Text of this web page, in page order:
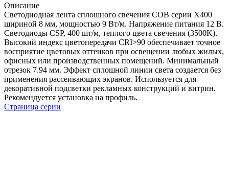
Описание
Светодиодная лента сплошного свечения COB серии X400
шириной 8 мм, мощностью 9 Вт/м. Напряжение питания 12 В.
Светодиоды CSP, 400 шт/м, теплого цвета свечения (3500K).
Высокий индекс цветопередачи CRI>90 обеспечивает точное
восприятие цветовых оттенков при освещении любых жилых,
офисных или производственных помещений. Минимальный
отрезок 7.94 мм. Эффект сплошной линии света создается без
применения рассеивающих экранов. Используется для
декоративной подсветки рекламных конструкций и витрин.
Рекомендуется установка на профиль.
Страница серии